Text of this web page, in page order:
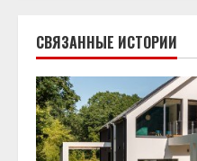
СВЯЗАННЫЕ ИСТОРИИ